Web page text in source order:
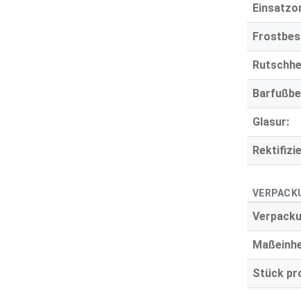
Glasur:
Stück